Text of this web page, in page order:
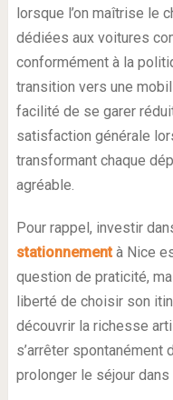
lorsque l’on maîtrise le
dédiées aux voitures
conformément à la
transition vers une
facilité de se garer
satisfaction générale
transformant chaque
agréable.
Pour rappel, investir
stationnementà Nice
question de praticité,
liberté de choisir son
découvrir la richesse
s’arrêter spontanément
prolonger le séjour dans